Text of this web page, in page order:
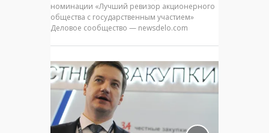
номинации «Лучший ревизор акционерного
общества с государственным участием»
Деловое сообщество — newsdelo.com